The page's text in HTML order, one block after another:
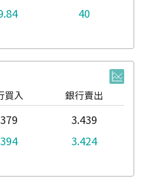
40
買入
銀行賣出
3.439
3.424